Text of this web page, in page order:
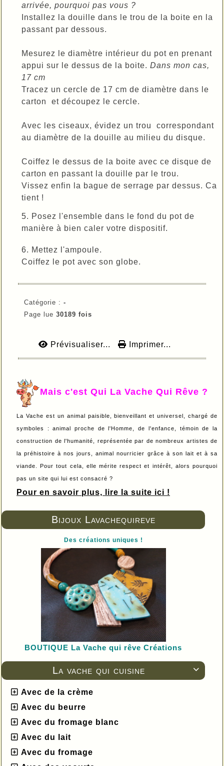
Bijoux Lavachequireve
Des créations uniques !
BOUTIQUE La Vache qui rêve Créations

La vache qui cuisine
Avec de la crème
Avec du beurre
Avec du fromage blanc
Avec du lait
Avec du fromage
arrivée, pourquoi pas vous ?
Installez la douille dans le trou de la boite en la
passant par dessous.
Mesurez le diamètre intérieur du pot en prenant
appui sur le dessus de la boite. Dans mon cas,
17 cm
Tracez un cercle de 17 cm de diamètre dans le
carton et découpez le cercle.
Avec les ciseaux, évidez un trou correspondant
au diamètre de la douille au milieu du disque.
Coiffez le dessus de la boite avec ce disque de
carton en passant la douille par le trou.
Vissez enfin la bague de serrage par dessus. Ca
tient !
5. Posez l'ensemble dans le fond du pot de
manière à bien caler votre dispositif.
6. Mettez l'ampoule.
Coiffez le pot avec son globe.
Catégorie : -
Page lue 30189 fois
Prévisualiser... Imprimer...
Mais c'est Qui La Vache Qui Rêve ?
La Vache est un animal paisible, bienveillant et universel, chargé de
symboles : animal proche de l'Homme, de l'enfance, témoin de la
construction de l'humanité, représentée par de nombreux artistes de
la préhistoire à nos jours, animal nourricier grâce à son lait et à sa
viande. Pour tout cela, elle mérite respect et intérêt, alors pourquoi
pas un site qui lui est consacré ?
Pour en savoir plus, lire la suite ici !